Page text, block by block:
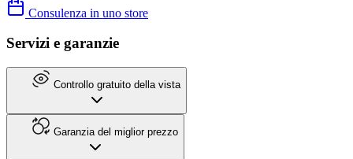
Consulenza in uno store
Servizi e garanzie
Controllo gratuito della vista
Garanzia del miglior prezzo